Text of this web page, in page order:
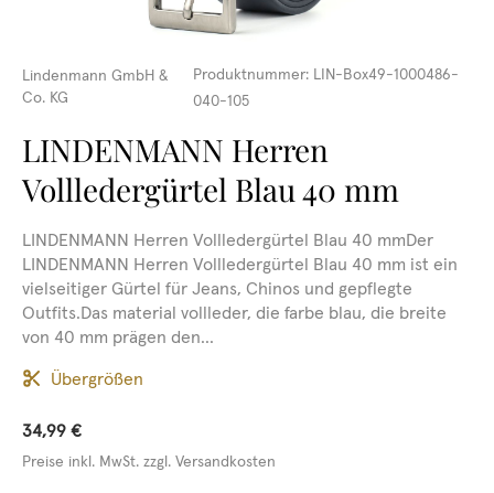
Lindenmann GmbH &
Co. KG
Produktnummer: LIN-Box49-1000486-
040-105
LINDENMANN Herren
Vollledergürtel Blau 40 mm
LINDENMANN Herren Vollledergürtel Blau 40 mmDer
LINDENMANN Herren Vollledergürtel Blau 40 mm ist ein
vielseitiger Gürtel für Jeans, Chinos und gepflegte
Outfits.Das material vollleder, die farbe blau, die breite
von 40 mm prägen den...
Übergrößen
34,99 €
Preise inkl. MwSt. zzgl. Versandkosten